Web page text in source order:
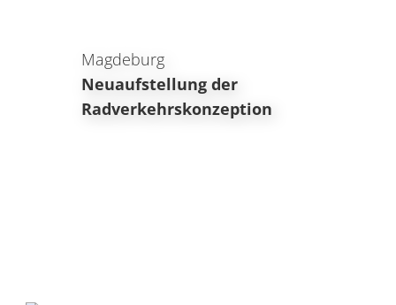
Magdeburg
Neuaufstellung der
Radverkehrskonzeption